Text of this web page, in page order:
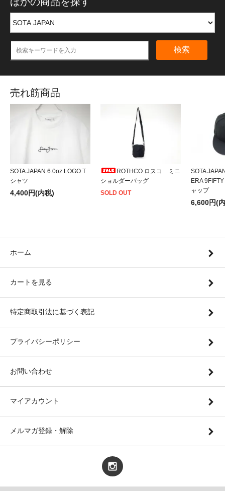
検索
売れ筋商品
SOTA JAPAN 6.0oz LOGO T
シャツ
4,400円(内税)
ROTHCO ロスコ ミニ
ショルダーバッグ
SOLD OUT
SOTA
ERA
ャップ
6,600円(
ホーム
カートを見る
特定商取引法に基づく表記
プライバシーポリシー
お問い合わせ
マイアカウント
メルマガ登録・解除